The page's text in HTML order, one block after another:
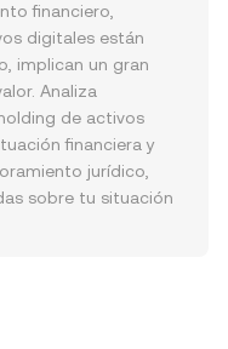
financiero,
digitales están
implican un gran
Analiza
de activos
financiera y
jurídico,
sobre tu situación